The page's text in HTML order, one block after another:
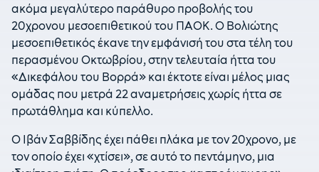
ακόμα μεγαλύτερο παράθυρο προβολής του
20χρονου μεσοεπιθετικού του ΠΑΟΚ. Ο Βολιώτης
μεσοεπιθετικός έκανε την εμφάνισή του στα τέλη του
περασμένου Οκτωβρίου, στην τελευταία ήττα του
«Δικεφάλου του Βορρά» και έκτοτε είναι μέλος μιας
ομάδας που μετρά 22 αναμετρήσεις χωρίς ήττα σε
πρωτάθλημα και κύπελλο.
Ο Ιβάν Σαββίδης έχει πάθει πλάκα με τον 20χρονο, με
τον οποίο έχει «χτίσει», σε αυτό το πεντάμηνο, μια